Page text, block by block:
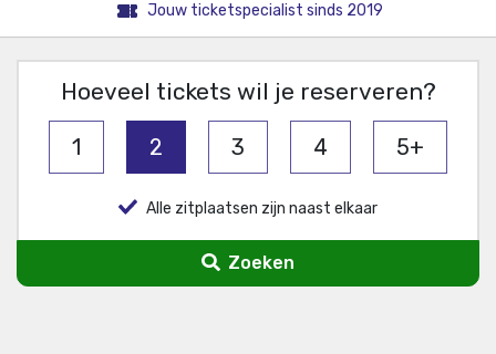
Jouw ticketspecialist sinds 2019
Hoeveel tickets wil je reserveren?
1 2 3 4 5+
Alle zitplaatsen zijn naast elkaar
Zoeken